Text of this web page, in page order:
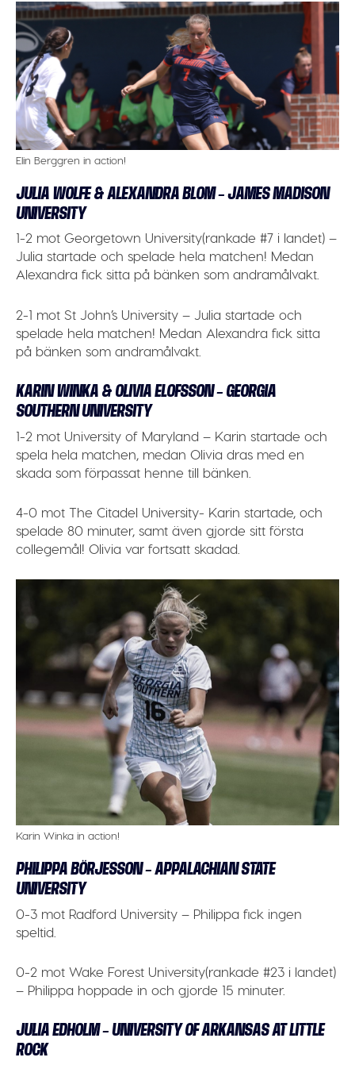
Elin Berggren in action!
JULIA WOLFE & ALEXANDRA BLOM – JAMES MADISON
UNIVERSITY
1-2 mot Georgetown University(rankade #7 i landet) –
Julia startade och spelade hela matchen! Medan
Alexandra fick sitta på bänken som andramålvakt.
2-1 mot St John’s University – Julia startade och
spelade hela matchen! Medan Alexandra fick sitta
på bänken som andramålvakt.
KARIN WINKA & OLIVIA ELOFSSON – GEORGIA
SOUTHERN UNIVERSITY
1-2 mot University of Maryland – Karin startade och
spela hela matchen, medan Olivia dras med en
skada som förpassat henne till bänken.
4-0 mot The Citadel University- Karin startade, och
spelade 80 minuter, samt även gjorde sitt första
collegemål! Olivia var fortsatt skadad.
Karin Winka in action!
PHILIPPA BÖRJESSON – APPALACHIAN STATE
UNIVERSITY
0-3 mot Radford University – Philippa fick ingen
speltid.
0-2 mot Wake Forest University(rankade #23 i landet)
– Philippa hoppade in och gjorde 15 minuter.
JULIA EDHOLM – UNIVERSITY OF ARKANSAS AT LITTLE
ROCK